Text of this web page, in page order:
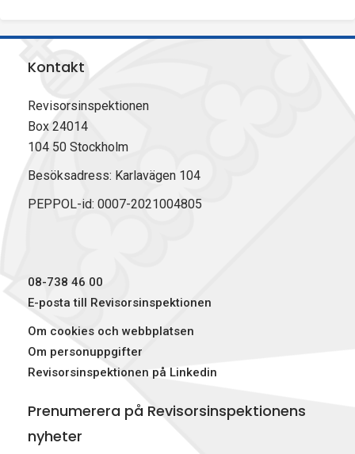
Kontakt
Revisorsinspektionen
Box 24014
104 50 Stockholm
Besöksadress: Karlavägen 104
PEPPOL-id: 0007-2021004805
08-738 46 00
E-posta till Revisorsinspektionen
Om cookies och webbplatsen
Om personuppgifter
Revisorsinspektionen på Linkedin
Prenumerera på Revisorsinspektionens
nyheter